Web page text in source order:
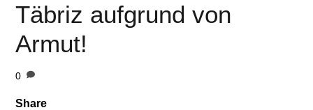
Täbriz aufgrund von
Armut!
0
Share